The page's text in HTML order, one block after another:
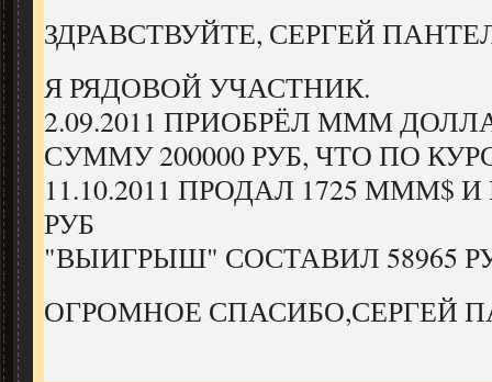
ЗДРАВСТВУЙТЕ, СЕРГЕЙ
Я РЯДОВОЙ УЧАСТНИК.
2.09.2011 ПРИОБРЁЛ МММ
СУММУ 200000 РУБ, ЧТО ПО
11.10.2011 ПРОДАЛ 1725 МММ$
РУБ
"ВЫИГРЫШ" СОСТАВИЛ 58965
ОГРОМНОЕ СПАСИБО,СЕРГЕЙ